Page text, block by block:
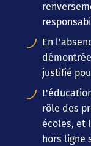
En
justifié
rôle des
écoles, et
hors ligne